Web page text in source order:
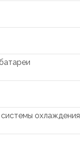
охлаждения